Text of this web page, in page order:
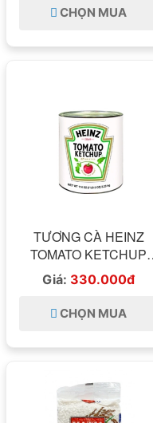
CHỌN MUA
TƯƠNG CÀ HEINZ
TOMATO KETCHUP
HEINZ 3,3KG
Giá: 330.000đ
CHỌN MUA